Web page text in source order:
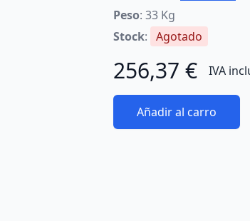
Peso: 33 Kg
Stock: Agotado
256,37 € IVA
Añadir al carro